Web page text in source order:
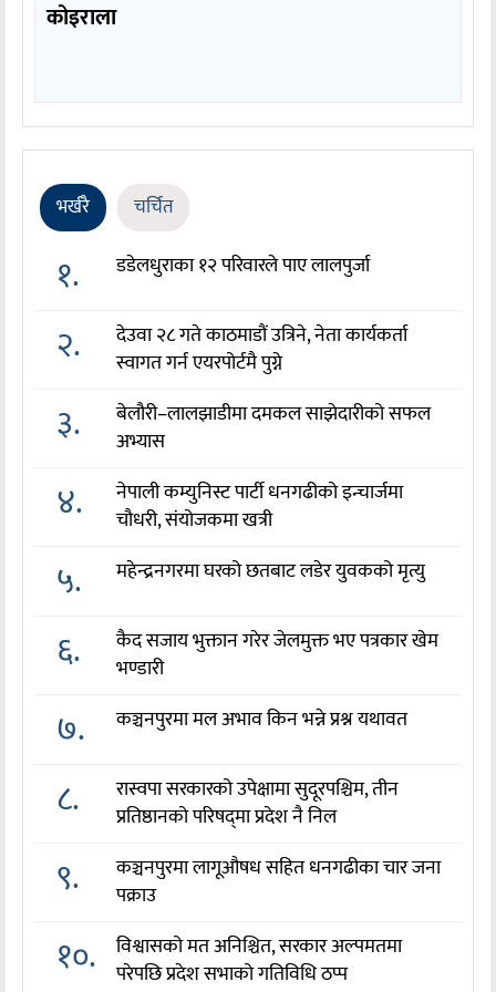
कोइराला
भर्खरै चर्चित
१. डडेलधुराका १२ परिवारले पाए लालपुर्जा
२.
देउवा २८ गते काठमाडौं उत्रिने, नेता कार्यकर्ता
स्वागत गर्न एयरपोर्टमै पुग्ने
३.
बेलौरी–लालझाडीमा दमकल साझेदारीको सफल
अभ्यास
४.
नेपाली कम्युनिस्ट पार्टी धनगढीको इन्चार्जमा
चौधरी, संयोजकमा खत्री
५. महेन्द्रनगरमा घरको छतबाट लडेर युवकको मृत्यु
६.
कैद सजाय भुक्तान गरेर जेलमुक्त भए पत्रकार खेम
भण्डारी
७. कञ्चनपुरमा मल अभाव किन भन्ने प्रश्न यथावत
८.
रास्वपा सरकारको उपेक्षामा सुदूरपश्चिम, तीन
प्रतिष्ठानको परिषद्‌मा प्रदेश नै निल
९.
कञ्चनपुरमा लागूऔषध सहित धनगढीका चार जना
पक्राउ
१०.
विश्वासको मत अनिश्चित, सरकार अल्पमतमा
परेपछि प्रदेश सभाको गतिविधि ठप्प